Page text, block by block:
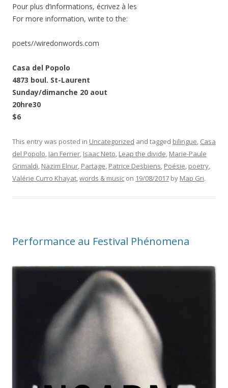
Pour plus d’informations, écrivez à les
For more information, write to the:
poets//wiredonwords.com
Casa del Popolo
4873 boul. St-Laurent
Sunday/dimanche 20 aout
20hre30
$6
This entry was posted in Uncategorized and tagged bilingue, Casa
del Popolo, Ian Ferrier, Isaac Neto, Leap the divide, Marie-Paule
Grimaldi, Nazim Elnur, Partage, Patrice Desbiens, Poésie, poetry,
Valérie Curro Khayat,words & music on 19/08/2017 by Map Gri.
Performance au Festival Phénomena